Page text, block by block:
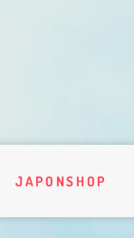
JAPONSHOP